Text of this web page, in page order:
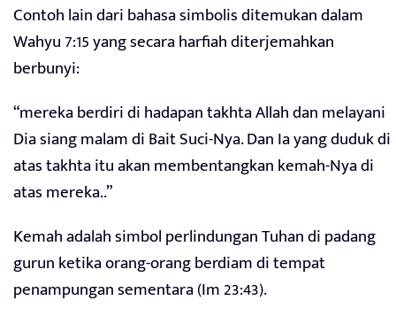
Contoh lain dari bahasa simbolis ditemukan dalam
Wahyu 7:15 yang secara harfiah diterjemahkan
berbunyi:
“mereka berdiri di hadapan takhta Allah dan melayani
Dia siang malam di Bait Suci-Nya. Dan Ia yang duduk di
atas takhta itu akan membentangkan kemah-Nya di
atas mereka..”
Kemah adalah simbol perlindungan Tuhan di padang
gurun ketika orang-orang berdiam di tempat
penampungan sementara (Im 23:43).